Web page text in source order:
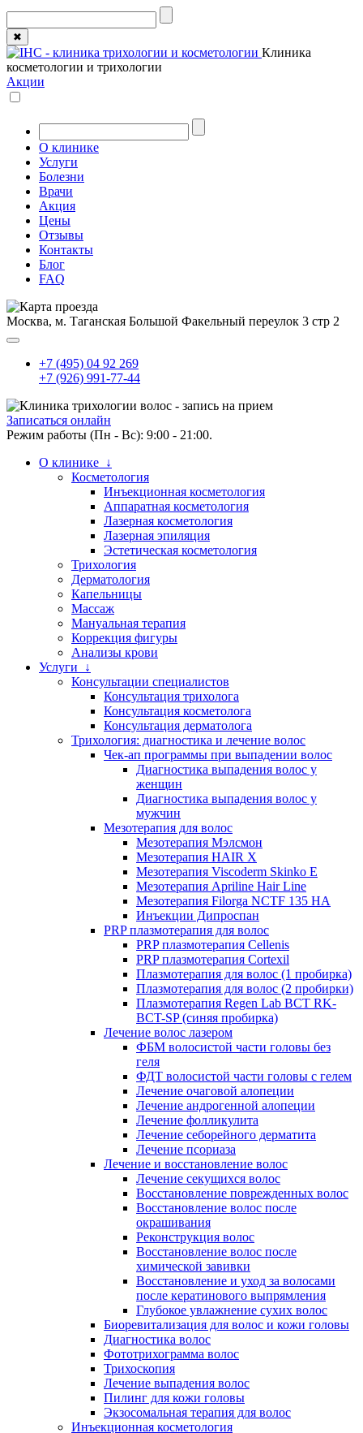
✖
Клиника
косметологии и трихологии
Акции
О клинике
Услуги
Болезни
Врачи
Акция
Цены
Отзывы
Контакты
Блог
FAQ
Москва, м. Таганская Большой Факельный переулок 3 стр 2
+7 (495) 04 92 269
+7 (926) 991-77-44
Записаться онлайн
Режим работы (Пн - Вс): 9:00 - 21:00.
О клинике ↓
Косметология
Инъекционная косметология
Аппаратная косметология
Лазерная косметология
Лазерная эпиляция
Эстетическая косметология
Трихология
Дерматология
Капельницы
Массаж
Мануальная терапия
Коррекция фигуры
Анализы крови
Услуги ↓
Консультации специалистов
Консультация трихолога
Консультация косметолога
Консультация дерматолога
Трихология: диагностика и лечение волос
Чек-ап программы при выпадении волос
Диагностика выпадения волос у
женщин
Диагностика выпадения волос у
мужчин
Мезотерапия для волос
Мезотерапия Мэлсмон
Мезотерапия HAIR X
Мезотерапия Viscoderm Skinko E
Мезотерапия Apriline Hair Line
Мезотерапия Filorga NCTF 135 HA
Инъекции Дипроспан
PRP плазмотерапия для волос
PRP плазмотерапия Cellenis
PRP плазмотерапия Cortexil
Плазмотерапия для волос (1 пробирка)
Плазмотерапия для волос (2 пробирки)
Плазмотерапия Regen Lab BCT RK-
BCT-SP (синяя пробирка)
Лечение волос лазером
ФБМ волосистой части головы без
геля
ФДТ волосистой части головы с гелем
Лечение очаговой алопеции
Лечение андрогенной алопеции
Лечение фолликулита
Лечение себорейного дерматита
Лечение псориаза
Лечение и восстановление волос
Лечение секущихся волос
Восстановление поврежденных волос
Восстановление волос после
окрашивания
Реконструкция волос
Восстановление волос после
химической завивки
Восстановление и уход за волосами
после кератинового выпрямления
Глубокое увлажнение сухих волос
Биоревитализация для волос и кожи головы
Диагностика волос
Фототрихограмма волос
Трихоскопия
Лечение выпадения волос
Пилинг для кожи головы
Экзосомальная терапия для волос
Инъекционная косметология